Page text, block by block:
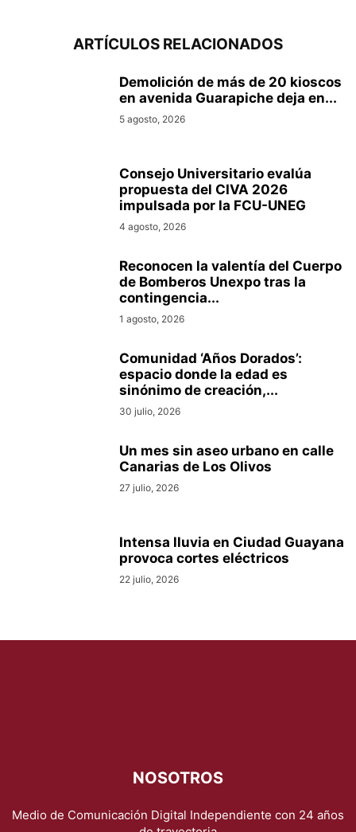
ARTÍCULOS RELACIONADOS
Demolición de más de 20 kioscos
en avenida Guarapiche deja en...
5 agosto, 2026
Consejo Universitario evalúa
propuesta del CIVA 2026
impulsada por la FCU-UNEG
4 agosto, 2026
Reconocen la valentía del Cuerpo
de Bomberos Unexpo tras la
contingencia...
1 agosto, 2026
Comunidad ‘Años Dorados’:
espacio donde la edad es
sinónimo de creación,...
30 julio, 2026
Un mes sin aseo urbano en calle
Canarias de Los Olivos
27 julio, 2026
Intensa lluvia en Ciudad Guayana
provoca cortes eléctricos
22 julio, 2026
NOSOTROS
Medio de Comunicación Digital Independiente con 24 años